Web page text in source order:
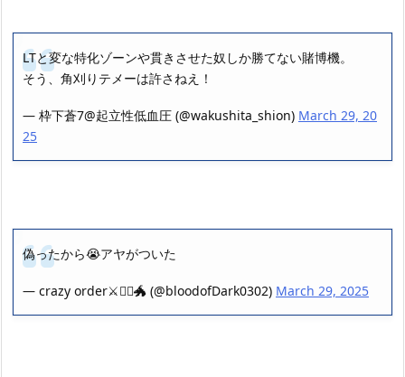
LTと変な特化ゾーンや貫きさせた奴しか勝てない賭博機。
そう、角刈りテメーは許さねえ！
— 枠下蒼7@起立性低血圧 (@wakushita_shion) March 29, 20
25
偽ったから😭アヤがついた
— crazy order⚔️🏴‍☠️🐲 (@bloodofDark0302) March 29, 2025